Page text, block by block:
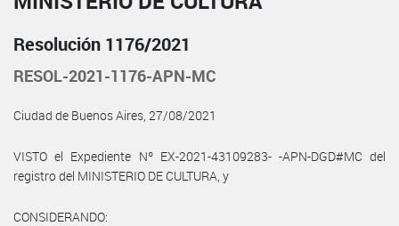
Resolución 1176/2021
RESOL-2021-1176-APN-MC
Ciudad de Buenos Aires, 27/08/2021
VISTO el Expediente Nº EX-2021-43109283- -APN-DGD#MC del
registro del MINISTERIO DE CULTURA, y
CONSIDERANDO: